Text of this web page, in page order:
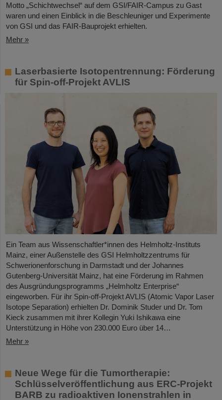
Motto „Schichtwechsel“ auf dem GSI/FAIR-Campus zu Gast
waren und einen Einblick in die Beschleuniger und Experimente
von GSI und das FAIR-Bauprojekt erhielten.
Mehr »
Laserbasierte Isotopentrennung: Förderung
für Spin-off-Projekt AVLIS
Ein Team aus Wissenschaftler*innen des Helmholtz-Instituts
Mainz, einer Außenstelle des GSI Helmholtzzentrums für
Schwerionenforschung in Darmstadt und der Johannes
Gutenberg-Universität Mainz, hat eine Förderung im Rahmen
des Ausgründungsprogramms „Helmholtz Enterprise“
eingeworben. Für ihr Spin-off-Projekt AVLIS (Atomic Vapor Laser
Isotope Separation) erhielten Dr. Dominik Studer und Dr. Tom
Kieck zusammen mit ihrer Kollegin Yuki Ishikawa eine
Unterstützung in Höhe von 230.000 Euro über 14…
Mehr »
Neue Wege für die Tumortherapie:
Schlüsselveröffentlichung aus ERC-Projekt
BARB zu radioaktiven Ionenstrahlen in